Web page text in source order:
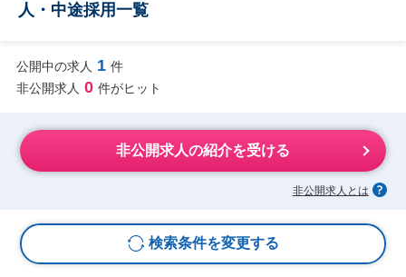
人・中途採用一覧
公開中の求人 1 件
非公開求人 0 件がヒット
非公開求人の紹介を受ける
非公開求人とは
検索条件を変更する